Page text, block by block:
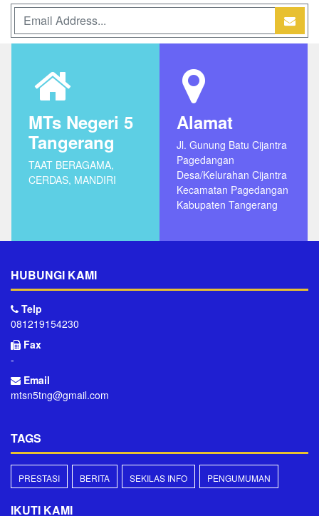
MTs Negeri 5
Tangerang
TAAT BERAGAMA,
CERDAS, MANDIRI
Alamat
Jl. Gunung Batu Cijantra
Pagedangan
Desa/Kelurahan Cijantra
Kecamatan Pagedangan
Kabupaten Tangerang
HUBUNGI KAMI
Telp
081219154230
Fax
-
Email
mtsn5tng@gmail.com
TAGS
PRESTASI BERITA SEKILAS INFO PENGUMUMAN
IKUTI KAMI